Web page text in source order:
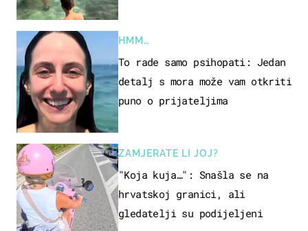
HMM…
To rade samo psihopati: Jedan
detalj s mora može vam otkriti
puno o prijateljima
ZAMJERATE LI JOJ?
"Koja kuja…": Snašla se na
hrvatskoj granici, ali
gledatelji su podijeljeni